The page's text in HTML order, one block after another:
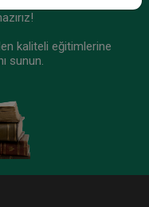
Oturumlar (12
Sepete Ekle
kaliteli eğitimlerine
sunun.